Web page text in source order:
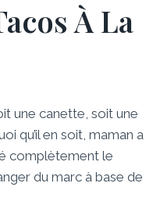
À La
une canette, soit une
qu’il en soit, maman a
complètement le
du marc à base de